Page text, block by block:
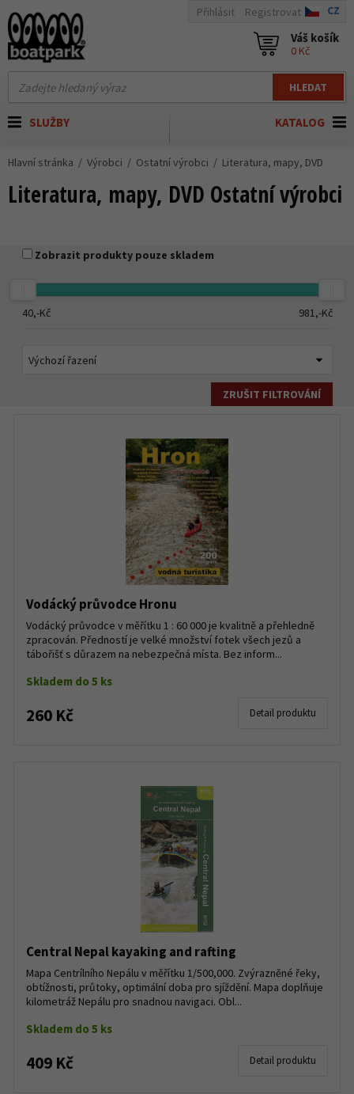
HLEDAT
Přihlásit Registrovat CZ
Váš košík
0 Kč
KATALOG
SLUŽBY
Hlavní stránka Výrobci Ostatní výrobci Literatura, mapy, DVD
Literatura, mapy, DVD Ostatní výrobci
Zobrazit produkty pouze skladem
40,-Kč 981,-Kč
ZRUŠIT FILTROVÁNÍ
Vodácký průvodce Hronu
Vodácký průvodce v měřítku 1 : 60 000 je kvalitně a přehledně
zpracován. Předností je velké množství fotek všech jezů a
tábořišť s důrazem na nebezpečná místa. Bez inform...
Skladem do 5 ks
260 Kč Detail produktu
Central Nepal kayaking and rafting
Mapa Centrílního Nepálu v měřítku 1/500,000. Zvýrazněné řeky,
obtížnosti, průtoky, optimální doba pro sjíždění. Mapa doplňuje
kilometráž Nepálu pro snadnou navigaci. Obl...
Skladem do 5 ks
409 Kč Detail produktu